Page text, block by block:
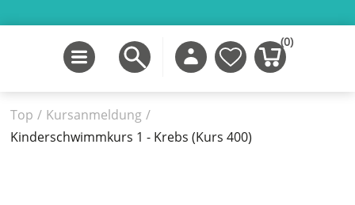
(0)
Top / Kursanmeldung /
Kinderschwimmkurs 1 - Krebs (Kurs 400)